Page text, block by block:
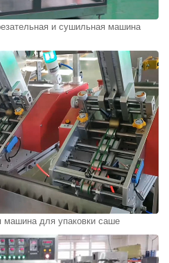
и сушильная машина
машина для упаковки саше